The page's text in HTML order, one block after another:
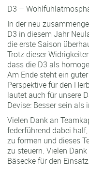
D3 –
In der neu
D3 in diesem Jahr
die erste Saison
Trotz dieser
dass die D3 als
Am Ende steht ein
Perspektive für den
lautet auch für unsere
Devise: Besser sein als
Vielen Dank an
federführend dabei
zu formen und dieses
zu steuern. Vielen
Bäsecke für den